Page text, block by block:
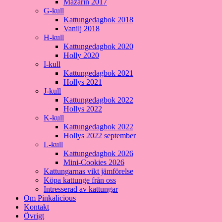
Mazarin 2017
G-kull
Kattungedagbok 2018
Vanilj 2018
H-kull
Kattungedagbok 2020
Holly 2020
I-kull
Kattungedagbok 2021
Hollys 2021
J-kull
Kattungedagbok 2022
Hollys 2022
K-kull
Kattungedagbok 2022
Hollys 2022 september
L-kull
Kattungedagbok 2026
Mini-Cookies 2026
Kattungarnas vikt jämförelse
Köpa kattunge från oss
Intresserad av kattungar
Om Pinkalicious
Kontakt
Övrigt